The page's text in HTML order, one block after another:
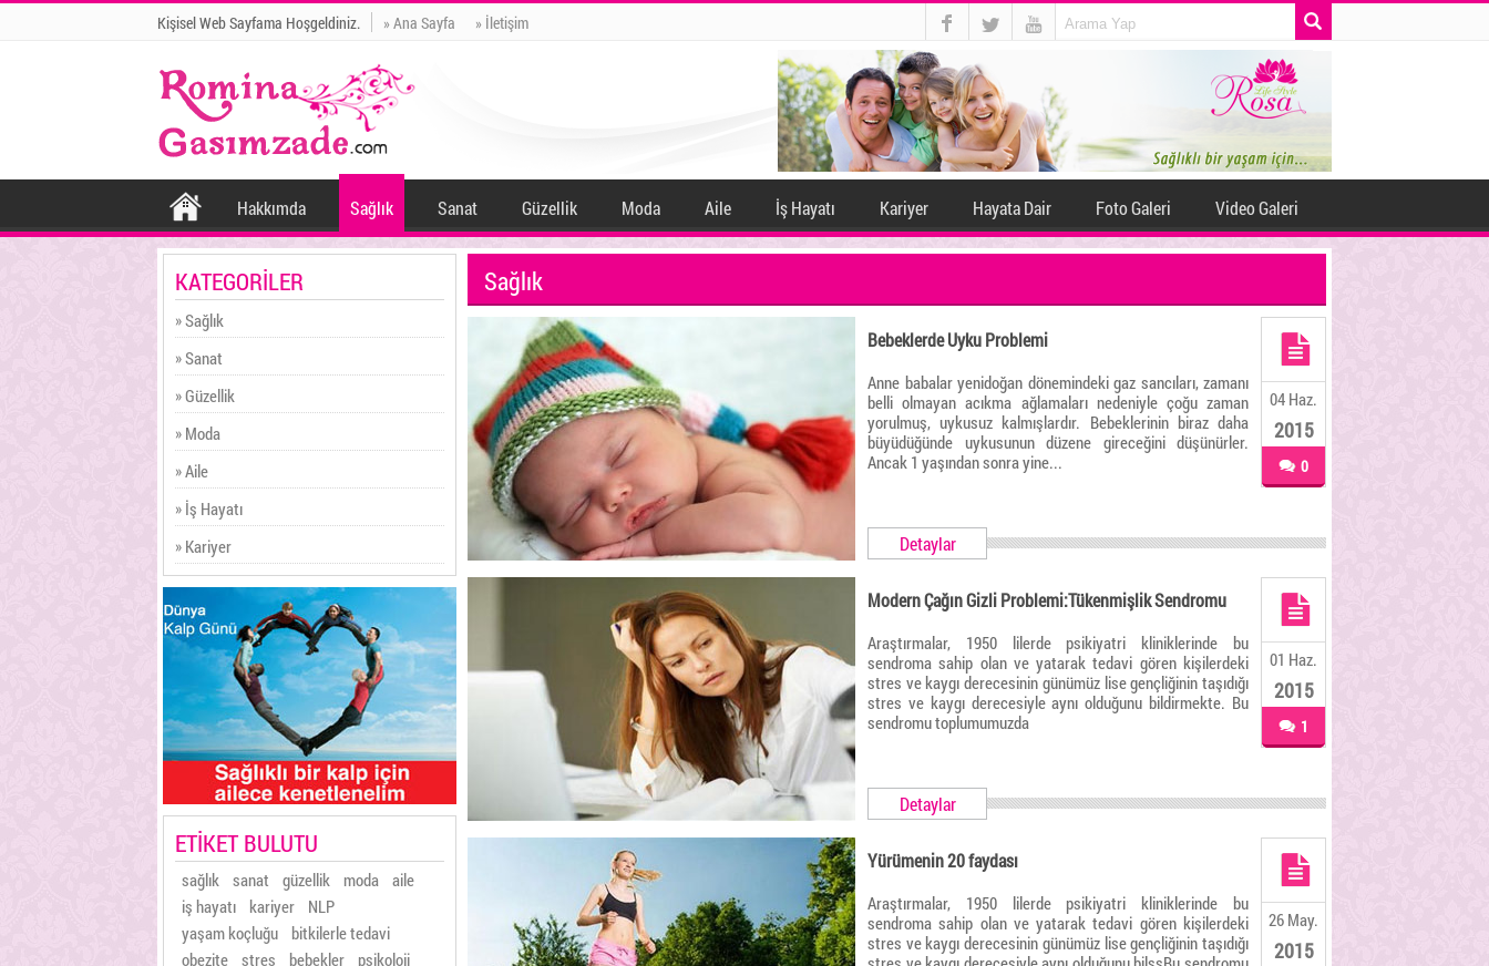
Kişisel Web Sayfama Hoşgeldiniz. » Ana Sayfa » İletişim
Hakkımda Sağlık Sanat Güzellik Moda Aile İş Hayatı Kariyer Hayata Dair Foto Galeri Video Galeri
KATEGORİLER
» Sağlık
» Sanat
» Güzellik
» Moda
» Aile
» İş Hayatı
» Kariyer
ETİKET BULUTU
sağlık sanat güzellik moda aile
iş hayatı
kariyer
NLP
yaşam koçluğu
bitkilerle tedavi
obezite stres bebekler
psikoloji
Sağlık
Bebeklerde Uyku Problemi
Anne babalar yenidoğan dönemindeki gaz sancıları, zamanı
belli olmayan acıkma ağlamaları nedeniyle çoğu zaman
yorulmuş, uykusuz kalmışlardır. Bebeklerinin biraz daha
büyüdüğünde uykusunun düzene gireceğini düşünürler.
Ancak 1 yaşından sonra yine...
04 Haz.
2015
0
Detaylar
Modern Çağın Gizli Problemi:Tükenmişlik Sendromu
Araştırmalar, 1950 lilerde psikiyatri kliniklerinde bu
sendroma sahip olan ve yatarak tedavi gören kişilerdeki
stres ve kaygı derecesinin günümüz lise gençliğinin taşıdığı
stres ve kaygı derecesiyle aynı olduğunu bildirmekte. Bu
sendromu toplumumuzda
01 Haz.
2015
1
Detaylar
Yürümenin 20 faydası
Araştırmalar, 1950 lilerde psikiyatri kliniklerinde bu
sendroma sahip olan ve yatarak tedavi gören kişilerdeki
stres ve kaygı derecesinin günümüz lise gençliğinin taşıdığı
26 May.
2015